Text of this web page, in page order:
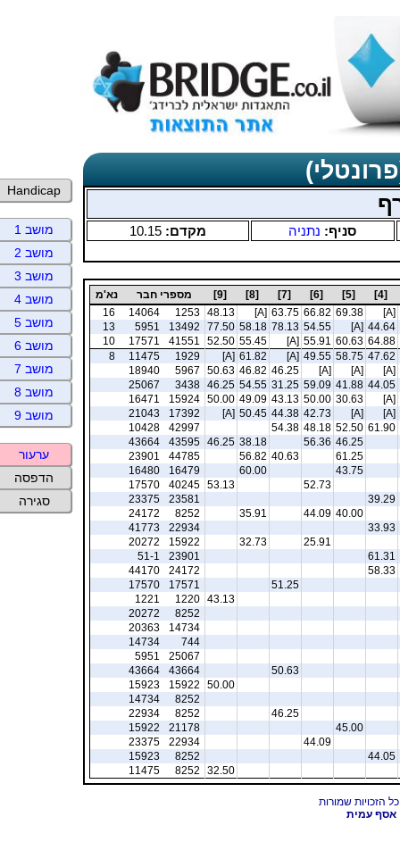
סניף: נתניה מקדם:10.15
[4]
[5]
[6]
[7]
[8]
[9] מספרי חבר
נא'מ
[A]
69.38
66.82
63.75
[A]
48.13
1253
14064
16
44.64
[A]
54.55
78.13
58.18
77.50
13492
5951
13
64.88
60.63
55.91
[A]
55.45
52.50
41551
17571
10
47.62
58.75
49.55
[A]
61.82
[A]
1929
11475
8
[A]
[A]
[A]
46.25
46.82
50.63
5967
18940
44.05
41.88
59.09
31.25
54.55
46.25
3438
25067
[A]
30.63
50.00
43.13
49.09
50.00
15924
16471
[A]
[A]
42.73
44.38
50.45
[A]
17392
21043
61.90
52.50
48.18
54.38
42997
10428
46.25
56.36
38.18
46.25
43595
43664
61.25
40.63
56.82
44785
23901
43.75
60.00
16479
16480
52.73
53.13
40245
17570
39.29
23581
23375
40.00
44.09
35.91
8252
24172
33.93
22934
41773
25.91
32.73
15922
20272
61.31
23901
51-1
58.33
24172
44170
51.25
17571
17570
43.13
1220
1221
8252
20272
14734
20363
744
14734
25067
5951
50.63
43664
43664
50.00
15922
15923
8252
14734
46.25
8252
22934
45.00
21178
15922
44.09
22934
23375
44.05
8252
15923
32.50
8252
11475
אסף עמית
Handicap
מושב 1
מושב 2
מושב 3
מושב 4
מושב 5
מושב 6
מושב 7
מושב 8
מושב 9
ערעור
הדפסה
סגירה